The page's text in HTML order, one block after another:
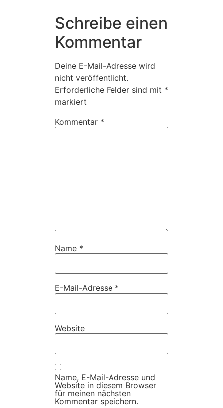
Schreibe einen
Kommentar
Deine E-Mail-Adresse wird
nicht veröffentlicht.
Erforderliche Felder sind mit *
markiert
Kommentar *
Name *
E-Mail-Adresse *
Website
Name, E-Mail-Adresse und
Website in diesem Browser
für meinen nächsten
Kommentar speichern.